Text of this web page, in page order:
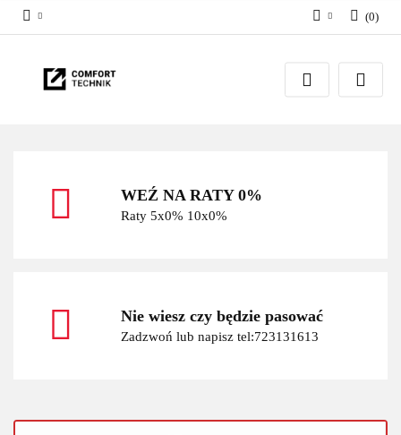
Zaloguj się
Zarejestruj się
(0)
WEŹ NA RATY 0%
Raty 5x0% 10x0%
Nie wiesz czy będzie pasować
Zadzwoń lub napisz tel:723131613